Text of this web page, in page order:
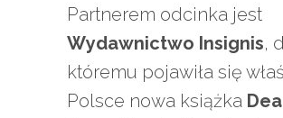
Partnerem odcinka jest
Wydawnictwo Insignis,
któremu pojawiła się
Polsce nowa książka